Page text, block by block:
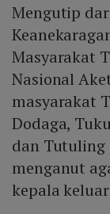
Mengutip
Masyarakat
Nasional
masyarakat
Dodaga,
dan Tutuling
menganut
kepala